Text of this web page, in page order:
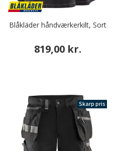
Blåkläder håndværkerkilt, Sort
819,00 kr.
Skarp pris